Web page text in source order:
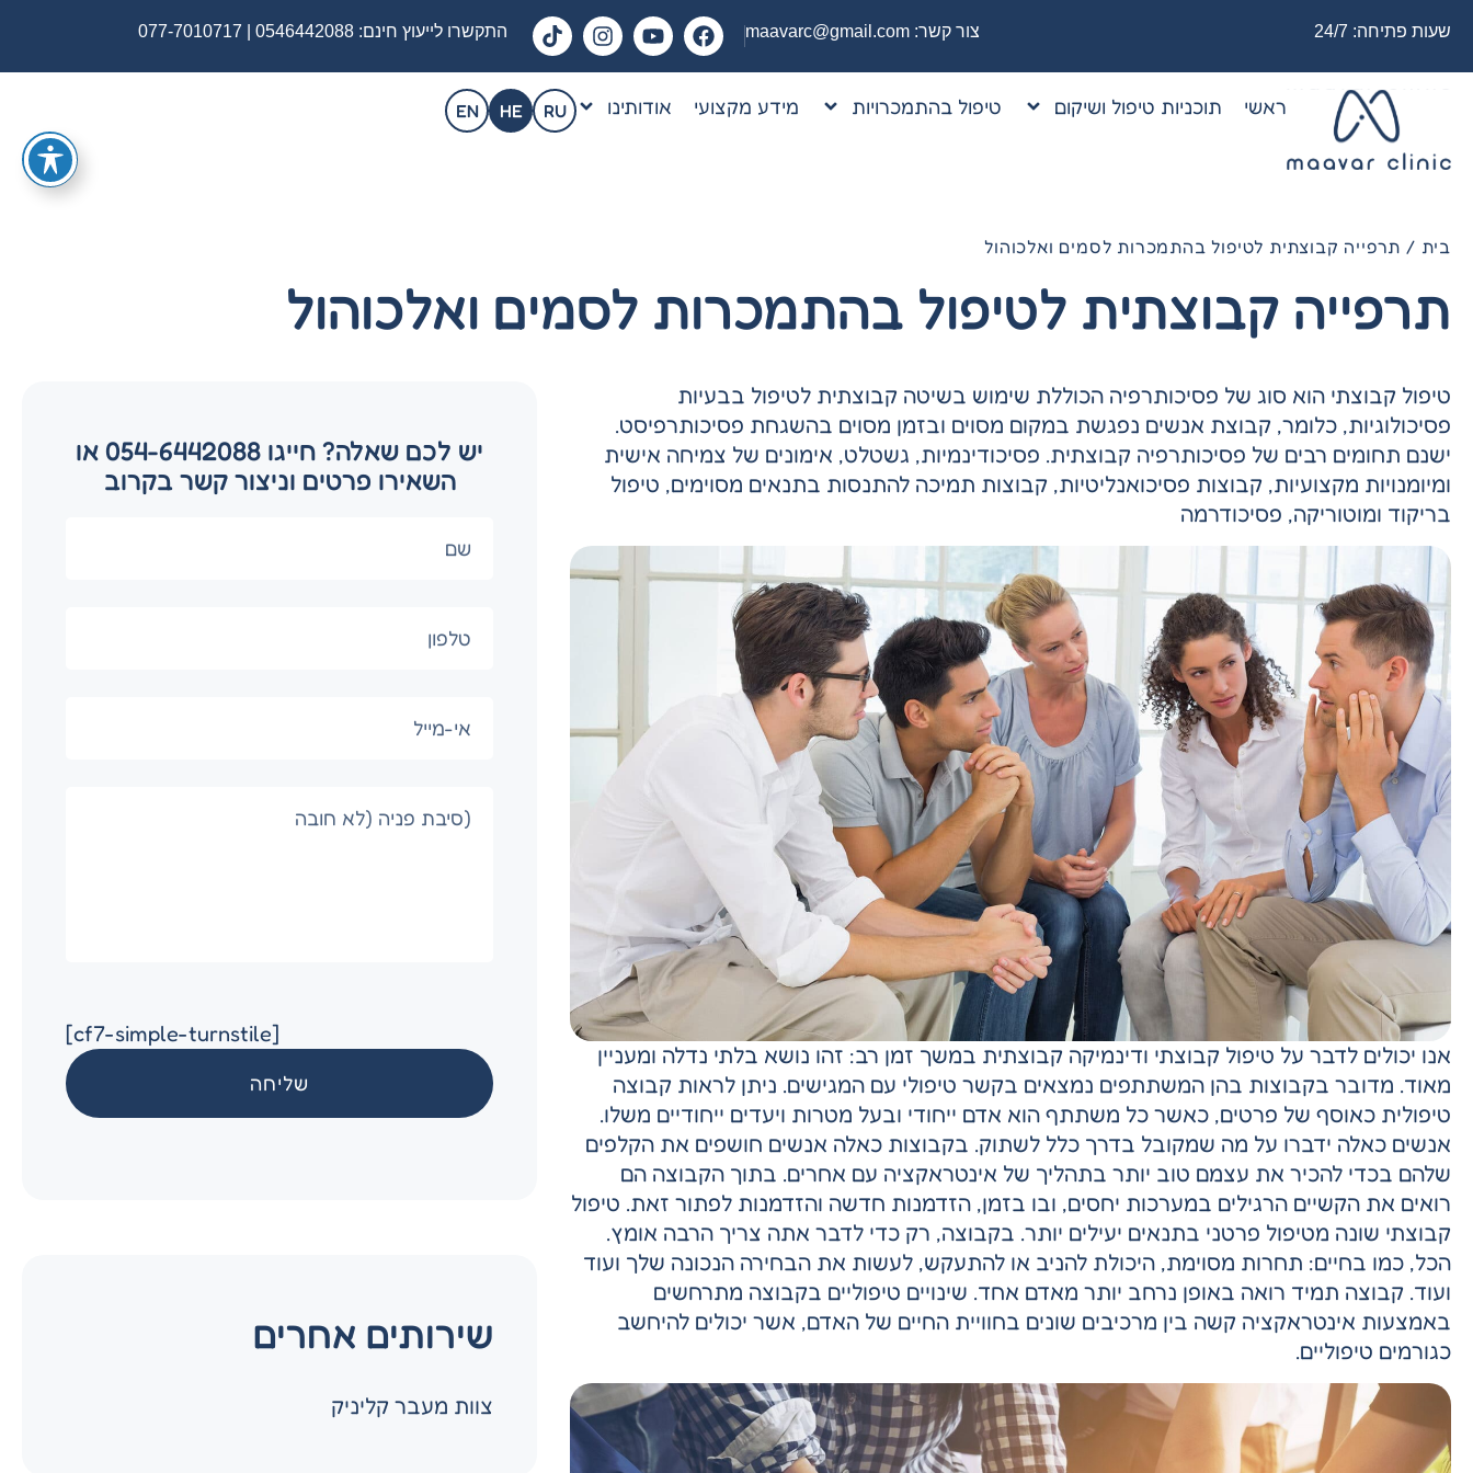
שעות פתיחה: 24/7 צור קשר:maavarc@gmail.com התקשרו לייעוץ חינם: 0546442088
|
077-7010717
ראשי תוכניות טיפול ושיקום טיפול בהתמכרויות מידע מקצועי אודותינו RU
HE
EN
בית / תרפייה קבוצתית לטיפול בהתמכרות לסמים ואלכוהול
תרפייה קבוצתית לטיפול בהתמכרות לסמים ואלכוהול
טיפול קבוצתי הוא סוג של פסיכותרפיה הכוללת שימוש בשיטה קבוצתית לטיפול בבעיות
פסיכולוגיות, כלומר, קבוצת אנשים נפגשת במקום מסוים ובזמן מסוים בהשגחת פסיכותרפיסט.
ישנם תחומים רבים של פסיכותרפיה קבוצתית. פסיכודינמיות, גשטלט, אימונים של צמיחה אישית
ומיומנויות מקצועיות, קבוצות פסיכואנליטיות, קבוצות תמיכה להתנסות בתנאים מסוימים, טיפול
בריקוד ומוטוריקה, פסיכודרמה
אנו יכולים לדבר על טיפול קבוצתי ודינמיקה קבוצתית במשך זמן רב: זהו נושא בלתי נדלה ומעניין
מאוד. מדובר בקבוצות בהן המשתתפים נמצאים בקשר טיפולי עם המגישים. ניתן לראות קבוצה
טיפולית כאוסף של פרטים, כאשר כל משתתף הוא אדם ייחודי ובעל מטרות ויעדים ייחודיים משלו.
אנשים כאלה ידברו על מה שמקובל בדרך כלל לשתוק. בקבוצות כאלה אנשים חושפים את הקלפים
שלהם בכדי להכיר את עצמם טוב יותר בתהליך של אינטראקציה עם אחרים. בתוך הקבוצה הם
רואים את הקשיים הרגילים במערכות יחסים, ובו בזמן, הזדמנות חדשה והזדמנות לפתור זאת. טיפול
קבוצתי שונה מטיפול פרטני בתנאים יעילים יותר. בקבוצה, רק כדי לדבר אתה צריך הרבה אומץ.
הכל, כמו בחיים: תחרות מסוימת, היכולת להניב או להתעקש, לעשות את הבחירה הנכונה שלך ועוד
ועוד. קבוצה תמיד רואה באופן נרחב יותר מאדם אחד. שינויים טיפוליים בקבוצה מתרחשים
באמצעות אינטראקציה קשה בין מרכיבים שונים בחוויית החיים של האדם, אשר יכולים להיחשב
כגורמים טיפוליים.
יש לכם שאלה? חייגו 054-6442088 או
השאירו פרטים וניצור קשר בקרוב
[cf7-simple-turnstile]
שירותים אחרים
צוות מעבר קליניק